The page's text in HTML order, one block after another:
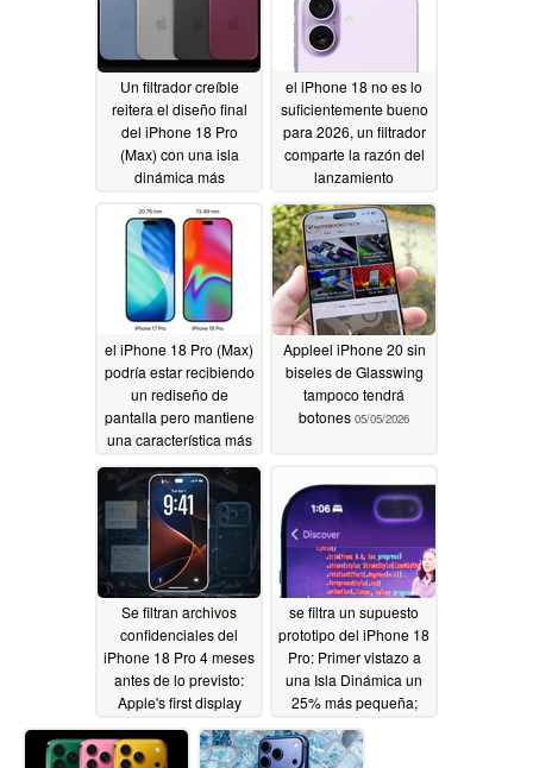
Un filtrador creíble
reitera el diseño final
del iPhone 18 Pro
(Max) con una isla
dinámica más
color y un control de
cámara retocado
05/09/2026
el iPhone 18 no es lo
suficientemente bueno
para 2026, un filtrador
comparte la razón del
lanzamiento
05/07/2026
el iPhone 18 Pro (Max)
podría estar recibiendo
un rediseño de
pantalla pero mantiene
una característica más
05/07/2026
Appleel iPhone 20 sin
biseles de Glasswing
tampoco tendrá
botones 05/05/2026
Se filtran archivos
confidenciales del
iPhone 18 Pro 4 meses
antes de lo previsto:
Apple's first display
14 Pro
05/04/2026
se filtra un supuesto
prototipo del iPhone 18
Pro: Primer vistazo a
una Isla Dinámica un
25% más pequeña;
05/02/2026